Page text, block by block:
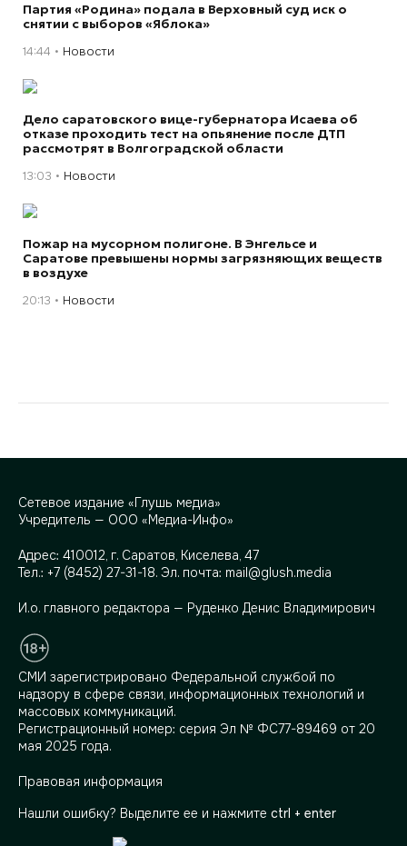
Партия «Родина» подала в Верховный суд иск о
снятии с выборов «Яблока»
14:44 Новости
Дело саратовского вице-губернатора Исаева об
отказе проходить тест на опьянение после ДТП
рассмотрят в Волгоградской области
13:03 Новости
Пожар на мусорном полигоне. В Энгельсе и
Саратове превышены нормы загрязняющих веществ
в воздухе
20:13 Новости
Сетевое издание «Глушь медиа»
Учредитель — ООО «Медиа-Инфо»
Адрес: 410012, г. Саратов, Киселева, 47
Тел.: +7 (8452) 27-31-18. Эл. почта: mail@glush.media
И.о. главного редактора — Руденко Денис Владимирович
СМИ зарегистрировано Федеральной службой по
надзору в сфере связи, информационных технологий и
массовых коммуникаций.
Регистрационный номер: серия Эл № ФС77-89469 от 20
мая 2025 года.
Правовая информация
Нашли ошибку? Выделите ее и нажмите ctrl + enter